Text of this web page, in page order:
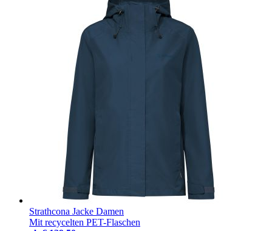
Strathcona Jacke Damen
Mit recycelten PET-Flaschen